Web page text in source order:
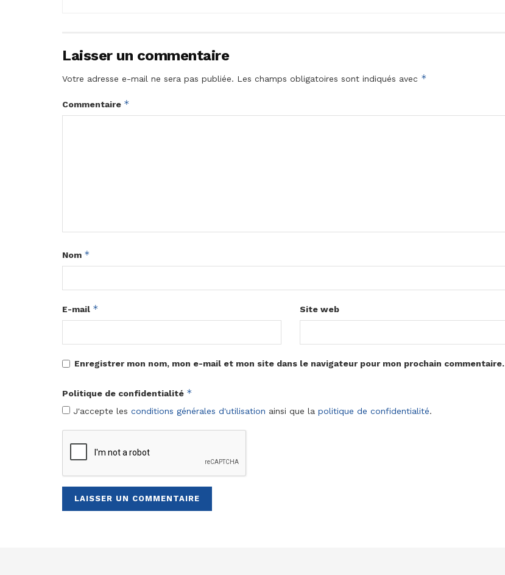
Laisser un commentaire
Votre adresse e-mail ne sera pas publiée. Les champs obligatoires sont indiqués avec *
Commentaire *
Nom *
E-mail * Site web
Enregistrer mon nom, mon e-mail et mon site dans le navigateur pour mon prochain commentaire.
Politique de confidentialité *
J'accepte les conditions générales d'utilisation ainsi que la politique de confidentialité.